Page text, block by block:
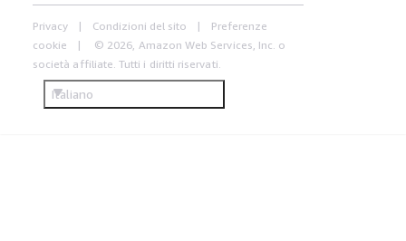
Privacy Condizioni del sito
Preferenze
cookie
© 2026, Amazon Web Services, Inc. o
società affiliate. Tutti i diritti riservati.
Italiano